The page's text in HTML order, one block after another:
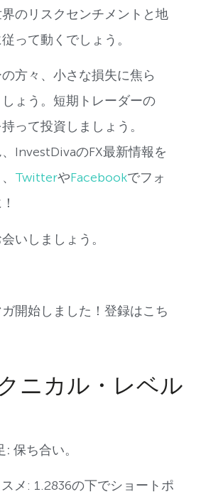
のリスクセンチメントと地
って動くでしょう。
方々、小さな損失に焦ら
ょう。短期トレーダーの
って投資しましょう。
InvestDivaのFX最新情報を
TwitterやFacebookでフォ
いしましょう。
開始しました！登録はこち
ニカル・レベル
保ち合い。
メ: 1.2836の下でショートポ